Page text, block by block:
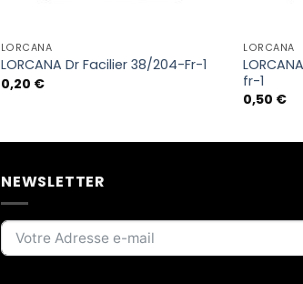
LORCANA
LORCANA Dr Facilier 38/204-Fr-1
0,20 €
LORCANA
fr-1
0,50 €
NEWSLETTER